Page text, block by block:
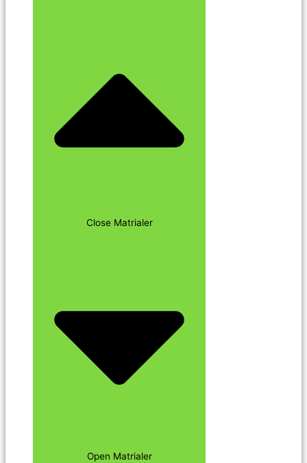
Close Matrialer
Open Matrialer